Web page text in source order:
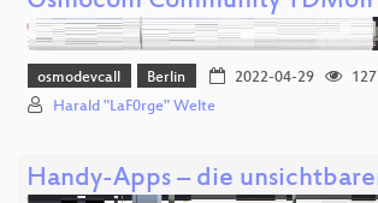
osmodevcall Berlin 2022-04-29
127
Harald "LaF0rge" Welte
Handy-Apps – die